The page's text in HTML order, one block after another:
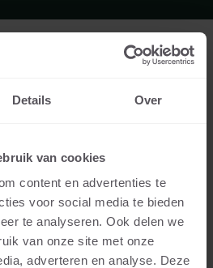
Details Over
van cookies
content en advertenties te
voor social media te bieden
te analyseren. Ook delen we
van onze site met onze
adverteren en analyse. Deze
TEGEL
TEGELS